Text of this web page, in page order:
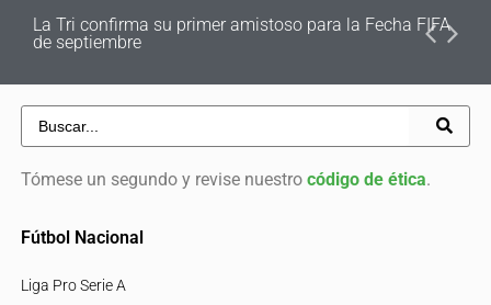
La Tri confirma su primer amistoso para la Fecha FIFA
de septiembre
Tómese un segundo y revise nuestro código de ética.
Fútbol Nacional
Liga Pro Serie A